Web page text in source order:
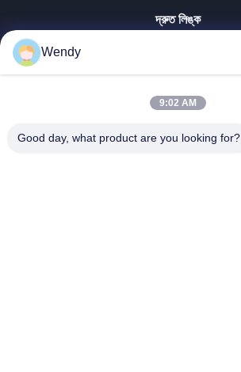
দ্রুত লিঙ্ক
ভিআর শো
Wendy
9:02 AM
Good day, what product are you looking for?